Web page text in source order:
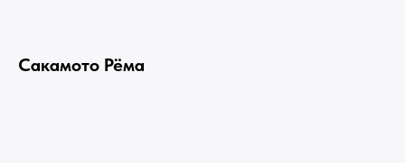
Сакамото Рёма